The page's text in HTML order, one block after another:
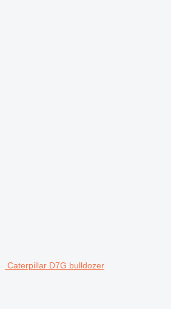
Caterpillar D7G bulldozer